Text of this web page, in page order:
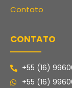
Contato
CONTATO
+55 (16)
+55 (16)